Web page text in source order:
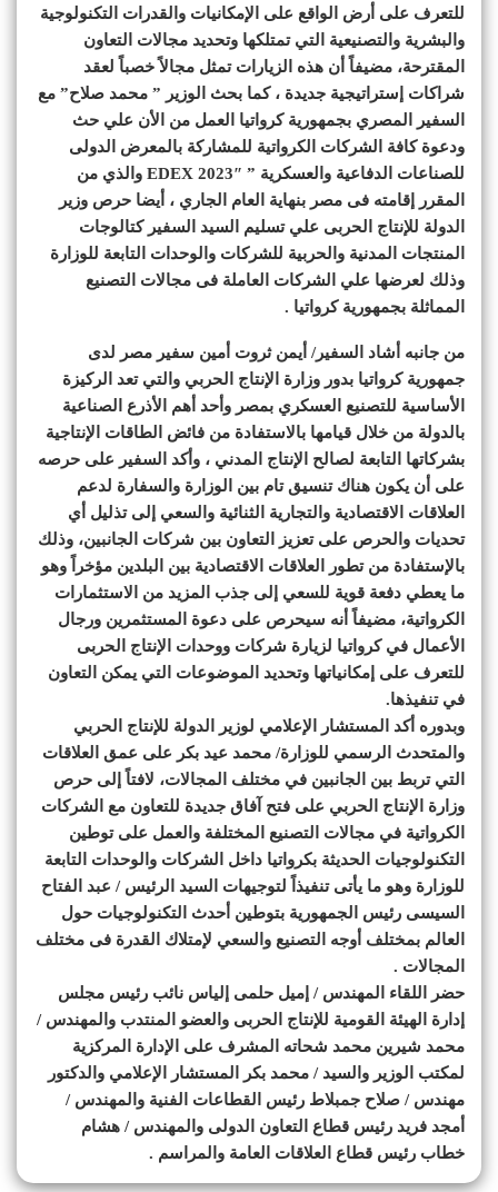
للتعرف على أرض الواقع على الإمكانيات والقدرات التكنولوجية
والبشرية والتصنيعية التي تمتلكها وتحديد مجالات التعاون
المقترحة، مضيفاً أن هذه الزيارات تمثل مجالاً خصباً لعقد
شراكات إستراتيجية جديدة ، كما بحث الوزير ” محمد صلاح” مع
السفير المصري بجمهورية كرواتيا العمل من الأن علي حث
ودعوة كافة الشركات الكرواتية للمشاركة بالمعرض الدولى
للصناعات الدفاعية والعسكرية ” EDEX 2023″ والذي من
المقرر إقامته فى مصر بنهاية العام الجاري ، أيضا حرص وزير
الدولة للإنتاج الحربى علي تسليم السيد السفير كتالوجات
المنتجات المدنية والحربية للشركات والوحدات التابعة للوزارة
وذلك لعرضها علي الشركات العاملة فى مجالات التصنيع
المماثلة بجمهورية كرواتيا .
من جانبه أشاد السفير/ أيمن ثروت أمين سفير مصر لدى
جمهورية كرواتيا بدور وزارة الإنتاج الحربي والتي تعد الركيزة
الأساسية للتصنيع العسكري بمصر وأحد أهم الأذرع الصناعية
بالدولة من خلال قيامها بالاستفادة من فائض الطاقات الإنتاجية
بشركاتها التابعة لصالح الإنتاج المدني ، وأكد السفير على حرصه
على أن يكون هناك تنسيق تام بين الوزارة والسفارة لدعم
العلاقات الاقتصادية والتجارية الثنائية والسعي إلى تذليل أي
تحديات والحرص على تعزيز التعاون بين شركات الجانبين، وذلك
بالإستفادة من تطور العلاقات الاقتصادية بين البلدين مؤخراً وهو
ما يعطي دفعة قوية للسعي إلى جذب المزيد من الاستثمارات
الكرواتية، مضيفاً أنه سيحرص على دعوة المستثمرين ورجال
الأعمال في كرواتيا لزيارة شركات ووحدات الإنتاج الحربى
للتعرف على إمكانياتها وتحديد الموضوعات التي يمكن التعاون
في تنفيذها.
وبدوره أكد المستشار الإعلامي لوزير الدولة للإنتاج الحربي
والمتحدث الرسمي للوزارة/ محمد عيد بكر على عمق العلاقات
التي تربط بين الجانبين في مختلف المجالات، لافتاً إلى حرص
وزارة الإنتاج الحربي على فتح آفاق جديدة للتعاون مع الشركات
الكرواتية في مجالات التصنيع المختلفة والعمل على توطين
التكنولوجيات الحديثة بكرواتيا داخل الشركات والوحدات التابعة
للوزارة وهو ما يأتى تنفيذاً لتوجيهات السيد الرئيس / عبد الفتاح
السيسى رئيس الجمهورية بتوطين أحدث التكنولوجيات حول
العالم بمختلف أوجه التصنيع والسعي لإمتلاك القدرة فى مختلف
المجالات .
حضر اللقاء المهندس / إميل حلمى إلياس نائب رئيس مجلس
إدارة الهيئة القومية للإنتاج الحربى والعضو المنتدب والمهندس /
محمد شيرين محمد شحاته المشرف على الإدارة المركزية
لمكتب الوزير والسيد / محمد بكر المستشار الإعلامي والدكتور
مهندس / صلاح جمبلاط رئيس القطاعات الفنية والمهندس /
أمجد فريد رئيس قطاع التعاون الدولى والمهندس / هشام
خطاب رئيس قطاع العلاقات العامة والمراسم .